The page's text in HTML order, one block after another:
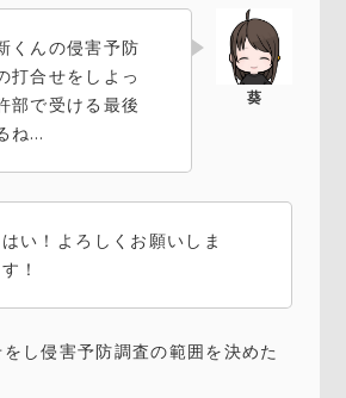
くんの侵害予防
打合せをしよっ
部で受ける最後
ね…
はい！よろしくお願いしま
す！
し侵害予防調査の範囲を決めた